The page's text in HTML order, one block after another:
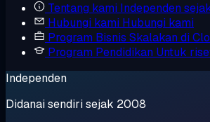
Tentang kami Independen
Hubungi kami Hubungi kami
Program Bisnis Skalakan di
Program Pendidikan Untuk
Independen
Didanai sendiri sejak 2008